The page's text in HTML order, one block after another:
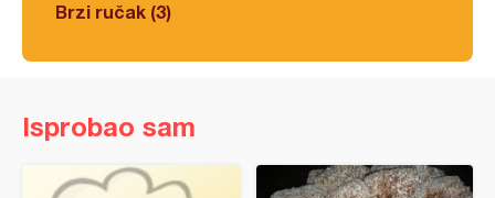
Brzi ručak (3)
Isprobao sam